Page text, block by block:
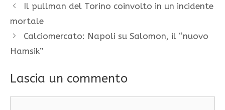
Il pullman del Torino coinvolto in un incidente
mortale
Calciomercato: Napoli su Salomon, il “nuovo
Hamsik”
Lascia un commento